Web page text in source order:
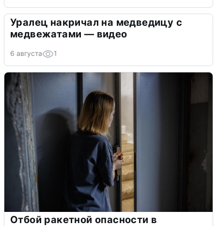
Уралец накричал на медведицу с
медвежатами — видео
6 августа 1
Отбой ракетной опасности в